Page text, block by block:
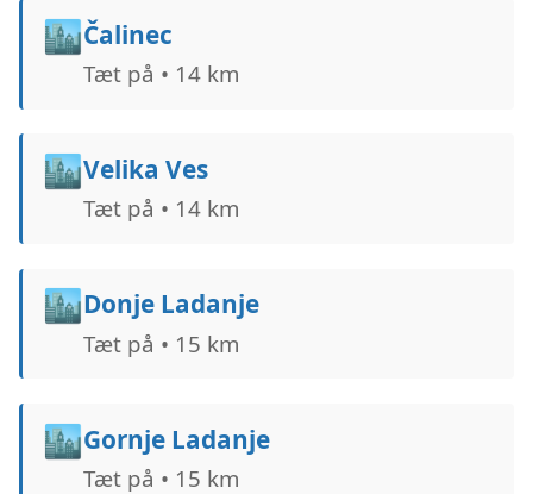
🏙️Čalinec
Tæt på • 14 km
🏙️Velika Ves
Tæt på • 14 km
🏙️Donje Ladanje
Tæt på • 15 km
🏙️Gornje Ladanje
Tæt på • 15 km